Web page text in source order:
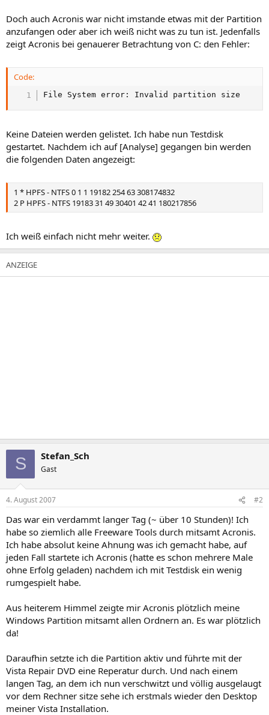
Doch auch Acronis war nicht imstande etwas mit der Partition
anzufangen oder aber ich weiß nicht was zu tun ist. Jedenfalls
zeigt Acronis bei genauerer Betrachtung von C: den Fehler:
Code:
File System error: Invalid partition size
Keine Dateien werden gelistet. Ich habe nun Testdisk
gestartet. Nachdem ich auf [Analyse] gegangen bin werden
die folgenden Daten angezeigt:
1 * HPFS - NTFS 0 1 1 19182 254 63 308174832
2 P HPFS - NTFS 19183 31 49 30401 42 41 180217856
Ich weiß einfach nicht mehr weiter.
S Stefan_Sch
Gast
4. August 2007 #2
Das war ein verdammt langer Tag (~ über 10 Stunden)! Ich
habe so ziemlich alle Freeware Tools durch mitsamt Acronis.
Ich habe absolut keine Ahnung was ich gemacht habe, auf
jeden Fall startete ich Acronis (hatte es schon mehrere Male
ohne Erfolg geladen) nachdem ich mit Testdisk ein wenig
rumgespielt habe.
Aus heiterem Himmel zeigte mir Acronis plötzlich meine
Windows Partition mitsamt allen Ordnern an. Es war plötzlich
da!
Daraufhin setzte ich die Partition aktiv und führte mit der
Vista Repair DVD eine Reperatur durch. Und nach einem
langen Tag, an dem ich nun verschwitzt und völlig ausgelaugt
vor dem Rechner sitze sehe ich erstmals wieder den Desktop
meiner Vista Installation.